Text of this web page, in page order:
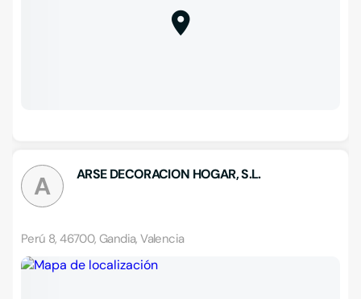
A ARSE DECORACION HOGAR, S.L.
Perú 8, 46700, Gandia, Valencia